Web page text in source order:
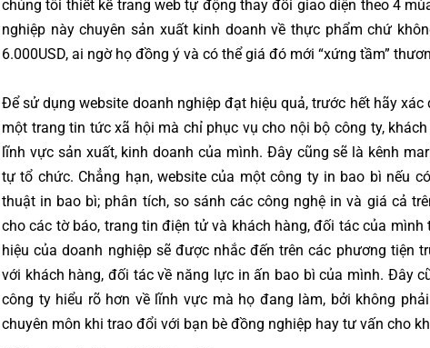
chúng tôi thiết kế trang web tự động thay đổi giao diện theo 4
nghiệp này chuyên sản xuất kinh doanh về thực phẩm chứ
6.000USD, ai ngờ họ đồng ý và có thể giá đó mới “xứng tầm”
Để sử dụng website doanh nghiệp đạt hiệu quả, trước hết hãy
một trang tin tức xã hội mà chỉ phục vụ cho nội bộ công ty,
lĩnh vực sản xuất, kinh doanh của mình. Đây cũng sẽ là kênh
tự tổ chức. Chẳng hạn, website của một công ty in bao bì nếu
thuật in bao bì; phân tích, so sánh các công nghệ in và giá cả
cho các tờ báo, trang tin điện tử và khách hàng, đối tác của
hiệu của doanh nghiệp sẽ được nhắc đến trên các phương tiện
với khách hàng, đối tác về năng lực in ấn bao bì của mình. Đây
công ty hiểu rõ hơn về lĩnh vực mà họ đang làm, bởi không
chuyên môn khi trao đổi với bạn bè đồng nghiệp hay tư vấn cho